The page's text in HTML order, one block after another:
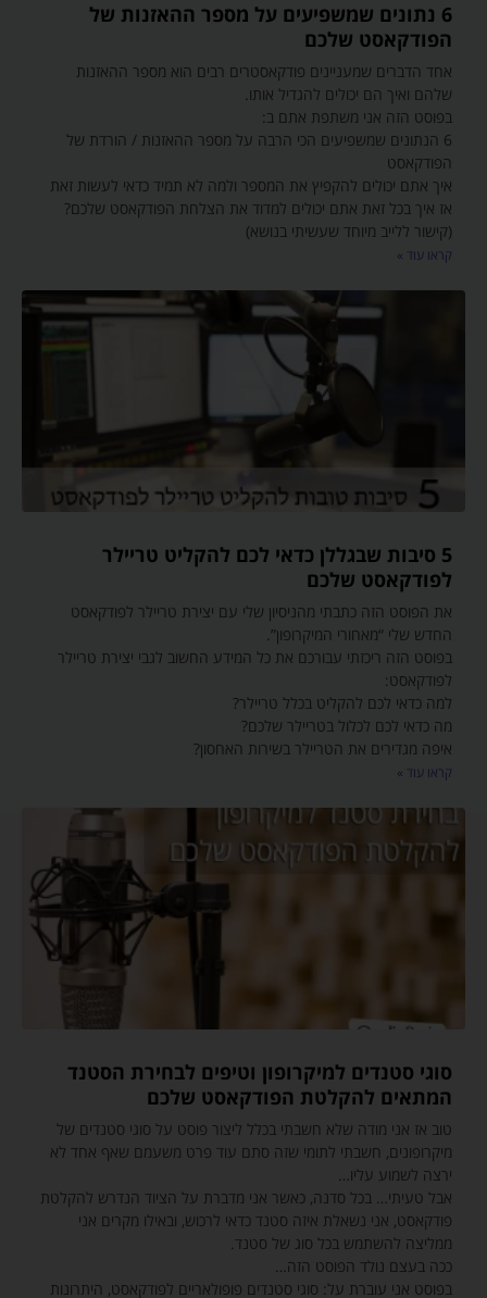
6 נתונים שמשפיעים על מספר ההאזנות של
הפודקאסט שלכם
אחד הדברים שמעניינים פודקאסטרים רבים הוא מספר ההאזנות
שלהם ואיך הם יכולים להגדיל אותו.
בפוסט הזה אני משתפת אתם ב:
6 הנתונים שמשפיעים הכי הרבה על מספר ההאזנות / הורדת של
הפודקאסט
איך אתם יכולים להקפיץ את המספר ולמה לא תמיד כדאי לעשות זאת
אז איך בכל זאת אתם יכולים למדוד את הצלחת הפודקאסט שלכם?
(קישור ללייב מיוחד שעשיתי בנושא)
קראו עוד »
5 סיבות שבגללן כדאי לכם להקליט טריילר
לפודקאסט שלכם
את הפוסט הזה כתבתי מהניסיון שלי עם יצירת טריילר לפודקאסט
החדש שלי “מאחורי המיקרופון”.
בפוסט הזה ריכזתי עבורכם את כל המידע החשוב לגבי יצירת טריילר
לפודקאסט:
למה כדאי לכם להקליט בכלל טריילר?
מה כדאי לכם לכלול בטריילר שלכם?
איפה מגדירים את הטריילר בשירות האחסון?
קראו עוד »
סוגי סטנדים למיקרופון וטיפים לבחירת הסטנד
המתאים להקלטת הפודקאסט שלכם
טוב אז אני מודה שלא חשבתי בכלל ליצור פוסט על סוגי סטנדים של
מיקרופונים, חשבתי לתומי שזה סתם עוד פרט משעמם שאף אחד לא
ירצה לשמוע עליו…
אבל טעיתי… בכל סדנה, כאשר אני מדברת על הציוד הנדרש להקלטת
פודקאסט, אני נשאלת איזה סטנד כדאי לרכוש, ובאילו מקרים אני
ממליצה להשתמש בכל סוג של סטנד.
ככה בעצם נולד הפוסט הזה…
בפוסט אני עוברת על: סוגי סטנדים פופולאריים לפודקאסט, היתרונות